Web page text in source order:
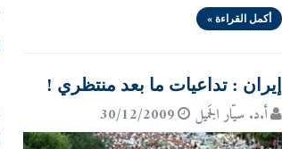
أكمل القراءة »
إيران : تداعيات ما بعد منتظري !
أ.د. سيّار الجَميل 30/12/2009